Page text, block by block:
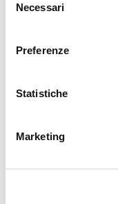
delNecessari
Preferenze
Statistiche
Marketing
Vous